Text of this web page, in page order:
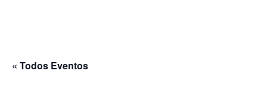
« Todos Eventos